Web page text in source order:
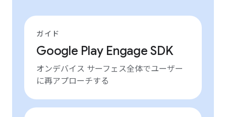
ガイド
Google Play Engage SDK
オンデバイス サーフェス全体でユーザー
に再アプローチする